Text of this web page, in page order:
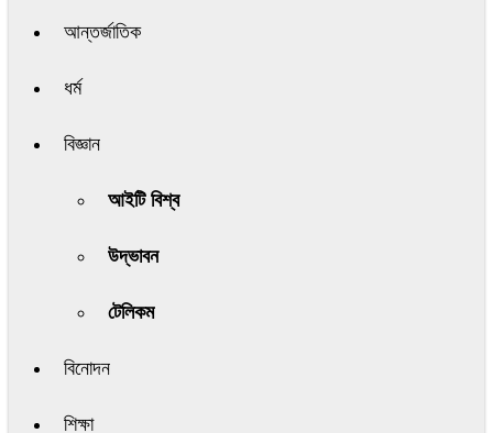
আন্তর্জাতিক
ধর্ম
বিজ্ঞান
আইটি বিশ্ব
উদ্ভাবন
টেলিকম
বিনোদন
শিক্ষা